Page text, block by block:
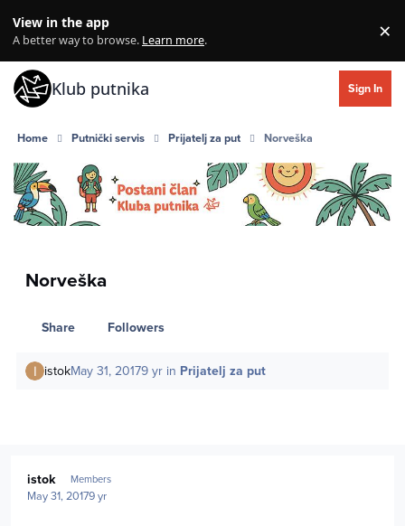
View in the app
A better way to browse. Learn more. ×
Klub putnika Sign In
Home Putnički servis Prijatelj za put Norveška
Norveška
Share Followers
istokMay 31, 20179 yr in Prijatelj za put
istok Members
May 31, 20179 yr